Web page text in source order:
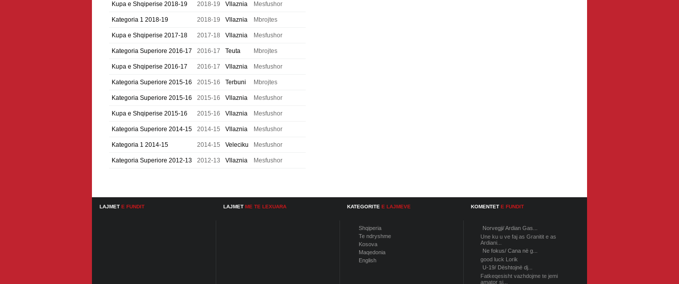
Kupa e Shqiperise 2018-19 2018-19 Vllaznia Mesfushor
Kategoria 1 2018-19 2018-19 Vllaznia Mbrojtes
Kupa e Shqiperise 2017-18 2017-18 Vllaznia Mesfushor
Kategoria Superiore 2016-17 2016-17 Teuta Mbrojtes
Kupa e Shqiperise 2016-17 2016-17 Vllaznia Mesfushor
Kategoria Superiore 2015-16 2015-16 Terbuni Mbrojtes
Kategoria Superiore 2015-16 2015-16 Vllaznia Mesfushor
Kupa e Shqiperise 2015-16 2015-16 Vllaznia Mesfushor
Kategoria Superiore 2014-15 2014-15 Vllaznia Mesfushor
Kategoria 1 2014-15 2014-15 Veleciku Mesfushor
Kategoria Superiore 2012-13 2012-13 Vllaznia Mesfushor
LAJMET E FUNDIT LAJMET ME TE LEXUARA KATEGORITE E LAJMEVE
Shqiperia
Te ndryshme
Kosova
Maqedonia
English
KOMENTET E FUNDIT
Norvegji/ Ardian Gas...
Une ku u ve faj as Granitit e as
Ardiani...
Ne fokus/ Cana në g...
good luck Lorik
U-19/ Dështojnë dj...
Fatkeqesisht vazhdojme te jemi
amator si...